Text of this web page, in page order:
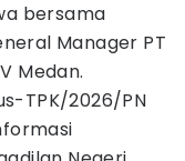
bersama
Manager PT
Medan.
TPK/2026/PN